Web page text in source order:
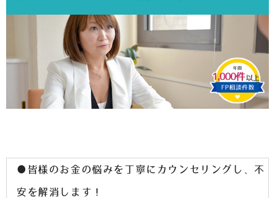
●皆様のお金の悩みを丁寧にカウンセリングし、不
安を解消します！